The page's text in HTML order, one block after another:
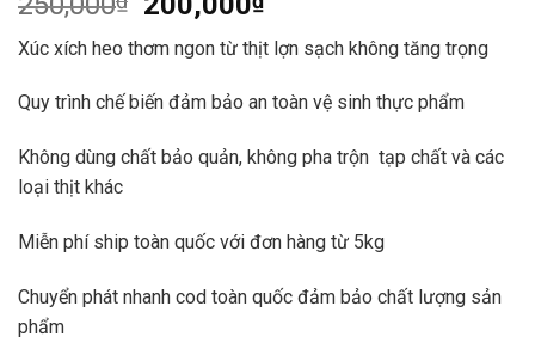
đánh giá
là:
250,000₫.
tại
là:
200,000₫.
Xúc xích heo thơm ngon từ thịt lợn sạch không tăng trọng
Quy trình chế biến đảm bảo an toàn vệ sinh thực phẩm
Không dùng chất bảo quản, không pha trộn tạp chất và các
loại thịt khác
Miễn phí ship toàn quốc với đơn hàng từ 5kg
Chuyển phát nhanh cod toàn quốc đảm bảo chất lượng sản
phẩm